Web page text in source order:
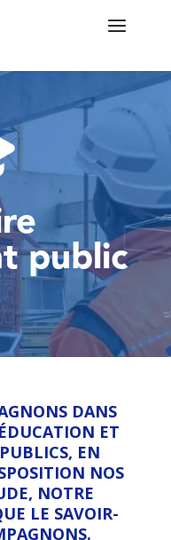
public
DANS
ET
EN
NOS
NOTRE
LE SAVOIR-